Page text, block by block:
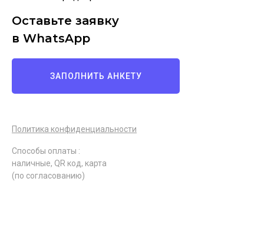
Политика конфиденциальности
Оставьте заявку
в WhatsApp
ЗАПОЛНИТЬ АНКЕТУ
Способы оплаты :
наличные, QR код, карта
(по согласованию)